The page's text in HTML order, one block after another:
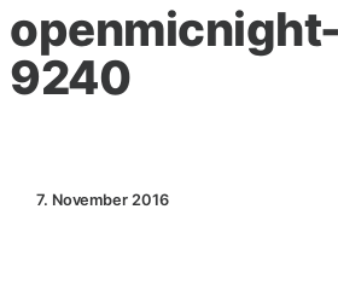
9240
7. November 2016